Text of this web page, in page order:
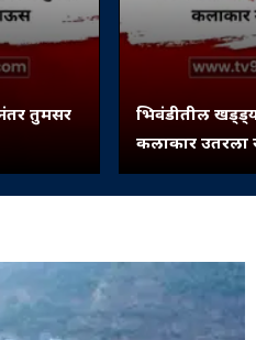
तुमसर
भिवंडीतील
कलाकार उतरला